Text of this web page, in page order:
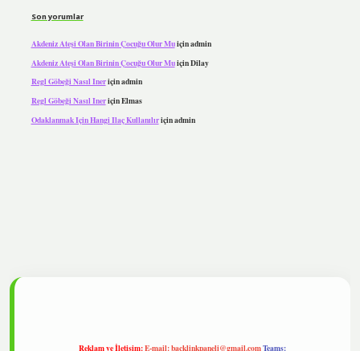
Son yorumlar
Akdeniz Ateşi Olan Birinin Çocuğu Olur Muiçinadmin
Akdeniz Ateşi Olan Birinin Çocuğu Olur MuiçinDilay
Regl Göbeği Nasıl Ineriçinadmin
Regl Göbeği Nasıl IneriçinElmas
Odaklanmak Için Hangi Ilaç Kullanılıriçinadmin
Reklam ve İletişim:E-mail:backlinkpaneli@gmail.comTeams: